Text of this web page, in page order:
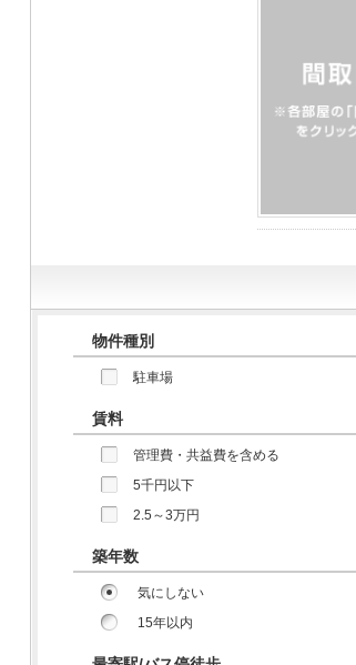
物件種別
駐車場
賃料
管理費・共益費を含める
5千円以下
2.5～3万円
築年数
気にしない
15年以内